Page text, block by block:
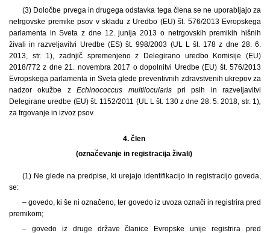
(3) Določbe prvega in drugega odstavka tega člena se ne uporabljajo za
netrgovske premike psov v skladu z Uredbo (EU) št. 576/2013 Evropskega
parlamenta in Sveta z dne 12. junija 2013 o netrgovskih premikih hišnih
živali in razveljavitvi Uredbe (ES) št. 998/2003 (UL L št. 178 z dne 28. 6.
2013, str. 1), zadnjič spremenjeno z Delegirano uredbo Komisije (EU)
2018/772 z dne 21. novembra 2017 o dopolnitvi Uredbe (EU) št. 576/2013
Evropskega parlamenta in Sveta glede preventivnih zdravstvenih ukrepov za
nadzor okužbe zEchinococcus multilocularispri psih in razveljavitvi
Delegirane uredbe (EU) št. 1152/2011 (UL L št. 130 z dne 28. 5. 2018, str. 1),
za trgovanje in izvoz psov.
4. člen
(označevanje in registracija živali)
(1) Ne glede na predpise, ki urejajo identifikacijo in registracijo goveda,
se:
– govedo, ki še ni označeno, ter govedo iz uvoza označi in registrira pred
premikom;
– govedo iz druge države članice Evropske unije registrira pred